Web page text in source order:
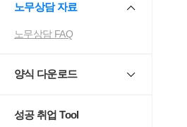
노무상담 자료
노무상담 FAQ
양식 다운로드
성공 취업 Tool
비정규직 모성보호